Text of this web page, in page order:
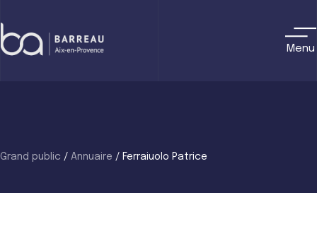
to
content
Menu
Grand public / Annuaire / Ferraiuolo Patrice